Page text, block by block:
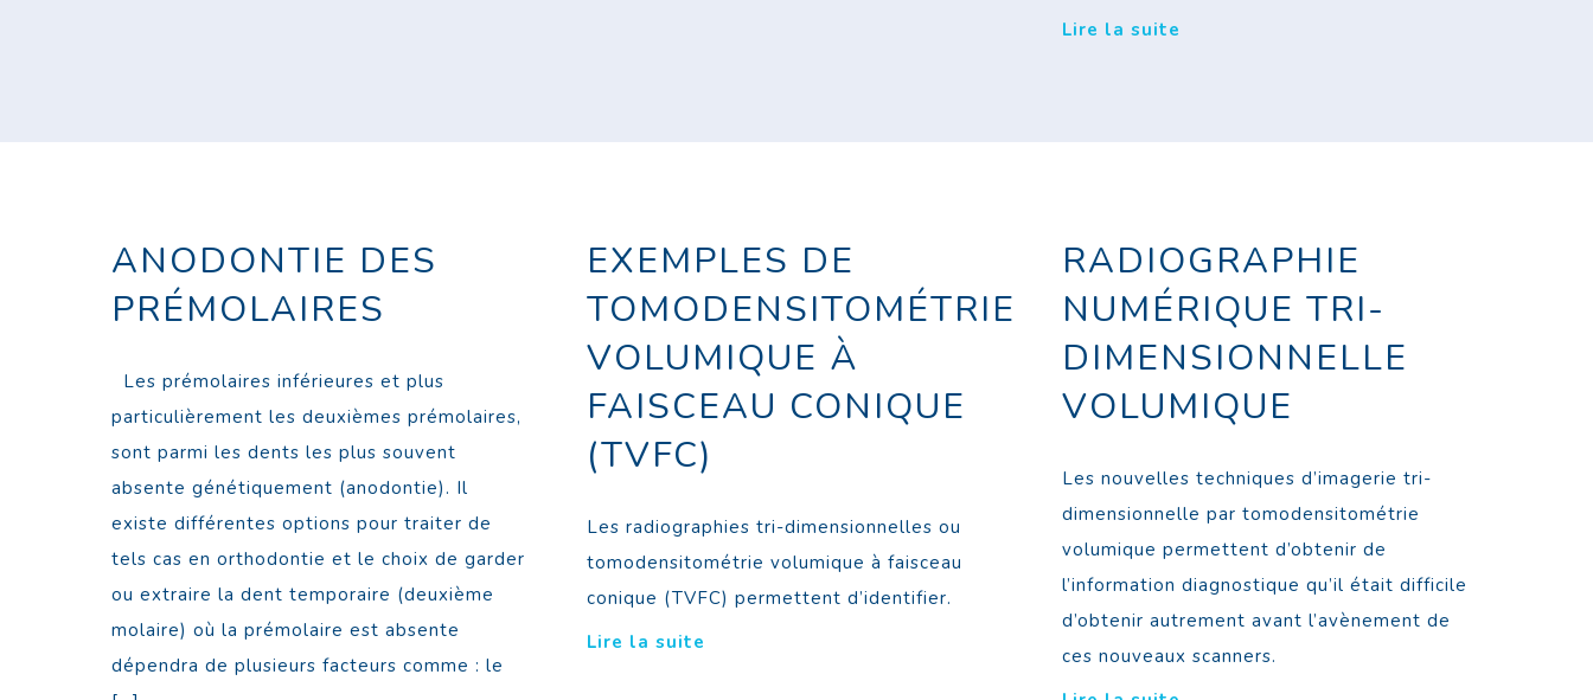
Lire la suite
ANODONTIE DES
PRÉMOLAIRES
Les prémolaires inférieures et plus
particulièrement les deuxièmes prémolaires,
sont parmi les dents les plus souvent
absente génétiquement (anodontie). Il
existe différentes options pour traiter de
tels cas en orthodontie et le choix de garder
ou extraire la dent temporaire (deuxième
molaire) où la prémolaire est absente
dépendra de plusieurs facteurs comme : le
EXEMPLES DE
TOMODENSITOMÉTRIE
VOLUMIQUE À
FAISCEAU CONIQUE
(TVFC)
Les radiographies tri-dimensionnelles ou
tomodensitométrie volumique à faisceau
conique (TVFC) permettent d’identifier.
Lire la suite
RADIOGRAPHIE
NUMÉRIQUE TRI-
DIMENSIONNELLE
VOLUMIQUE
Les nouvelles techniques d’imagerie tri-
dimensionnelle par tomodensitométrie
volumique permettent d’obtenir de
l’information diagnostique qu’il était difficile
d’obtenir autrement avant l’avènement de
ces nouveaux scanners.